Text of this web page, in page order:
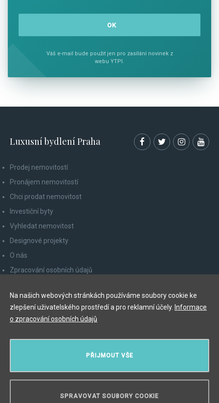
Váš e-mail bude použit jen pro zasílání novinek z
webu YTPI.
Luxusní bydlení Praha
Prodej nemovitostí
Pronájem nemovitostí
Chci prodat nemovitost
Investiční byty
Vyhledat nemovitost
Designové projekty
O nás
Zpracování osobních údajů
Odhlášení z newsletteru
Myslíková 245/3, 110 00 Praha 1
PŘIJMOUT VŠE
SPRAVOVAT SOUBORY COOKIE
Na našich webových stránkách používáme soubory cookie ke
zlepšení uživatelského prostředí a pro reklamní účely. Informace
o zpracování osobních údajů